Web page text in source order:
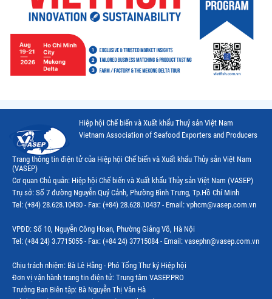
Hiệp hội Chế biến và Xuất khẩu Thuỷ sản Việt Nam
Vietnam Association of Seafood Exporters and Producers
Trang thông tin điện tử của Hiệp hội Chế biến và Xuất khẩu Thủy sản Việt Nam
(VASEP)
Cơ quan Chủ quản: Hiệp hội Chế biến và Xuất khẩu Thủy sản Việt Nam (VASEP)
Trụ sở: Số 7 đường Nguyễn Quý Cảnh, Phường Bình Trưng, Tp.Hồ Chí Minh
Tel: (+84) 28.628.10430 - Fax: (+84) 28.628.10437 - Email: vphcm@vasep.com.vn
VPĐD: Số 10, Nguyễn Công Hoan, Phường Giảng Võ, Hà Nội
Tel: (+84 24) 3.7715055 - Fax: (+84 24) 37715084 - Email: vasephn@vasep.com.vn
Chịu trách nhiệm: Bà Lê Hằng - Phó Tổng Thư ký Hiệp hội
Đơn vị vận hành trang tin điện tử: Trung tâm VASEP.PRO
Trưởng Ban Biên tập: Bà Nguyễn Thị Vân Hà